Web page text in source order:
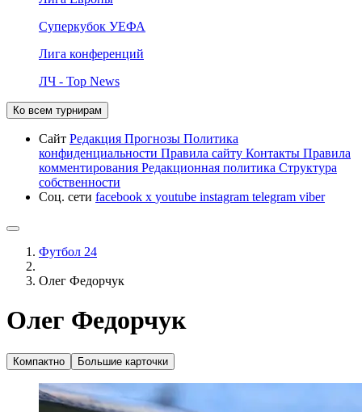
Суперкубок УЕФА
Лига конференций
ЛЧ - Top News
Ко всем турнирам
Сайт Редакция Прогнозы Политика
конфиденциальности Правила сайту Контакты Правила
комментирования Редакционная политика Структура
собственности
Соц. сети facebook x youtube instagram telegram viber
Футбол 24
Олег Федорчук
Олег Федорчук
Компактно Большие карточки